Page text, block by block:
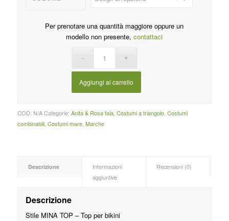
Per prenotare una quantità maggiore oppure un
modello non presente,contattaci
Aggiungi al carrello
COD: N/A Categorie: Anita & Rosa faia, Costumi a triangolo, Costumi
combinabili, Costumi mare, Marche
Descrizione
Informazioni
aggiuntive
Recensioni (0)
Descrizione
Stile MINA TOP – Top per bikini